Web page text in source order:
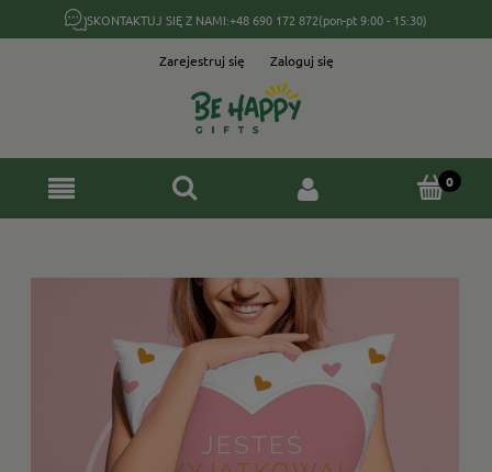
SKONTAKTUJ SIĘ Z NAMI:+48 690 172 872(pon-pt 9:00 - 15:30)
Zarejestruj się Zaloguj się